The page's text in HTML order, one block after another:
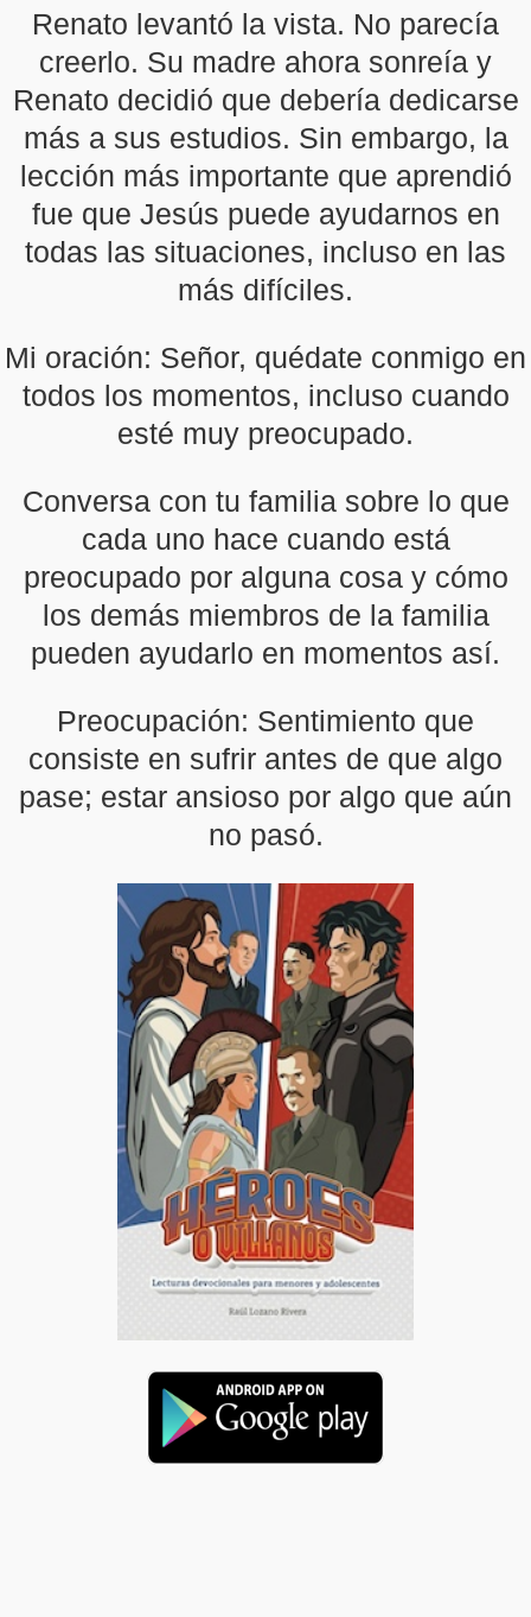
Renato levantó la vista. No parecía
creerlo. Su madre ahora sonreía y
Renato decidió que debería dedicarse
más a sus estudios. Sin embargo, la
lección más importante que aprendió
fue que Jesús puede ayudarnos en
todas las situaciones, incluso en las
más difíciles.
Mi oración: Señor, quédate conmigo en
todos los momentos, incluso cuando
esté muy preocupado.
Conversa con tu familia sobre lo que
cada uno hace cuando está
preocupado por alguna cosa y cómo
los demás miembros de la familia
pueden ayudarlo en momentos así.
Preocupación: Sentimiento que
consiste en sufrir antes de que algo
pase; estar ansioso por algo que aún
no pasó.